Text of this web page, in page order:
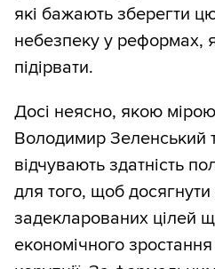
які бажають зберегти
небезпеку у реформах,
підірвати.
Досі неясно, якою
Володимир Зеленський
відчувають здатність
для того, щоб досягнути
задекларованих цілей
економічного